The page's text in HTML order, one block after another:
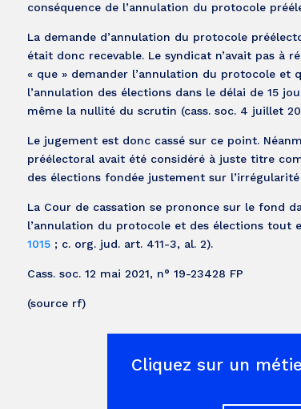
conséquence de l’annulation du protocole
La demande d’annulation du protocole
était donc recevable. Le syndicat n’avait pas à
« que » demander l’annulation du protocole
l’annulation des élections dans le délai de 15
même la nullité du scrutin (cass. soc. 4 juillet
Le jugement est donc cassé sur ce point.
préélectoral avait été considéré à juste titre
des élections fondée justement sur
La Cour de cassation se prononce sur le fond
l’annulation du protocole et des élections tout
1015; c. org. jud. art. 411-3, al. 2).
Cass. soc. 12 mai 2021, n° 19-23428 FP
(source rf)
Cliquez sur un